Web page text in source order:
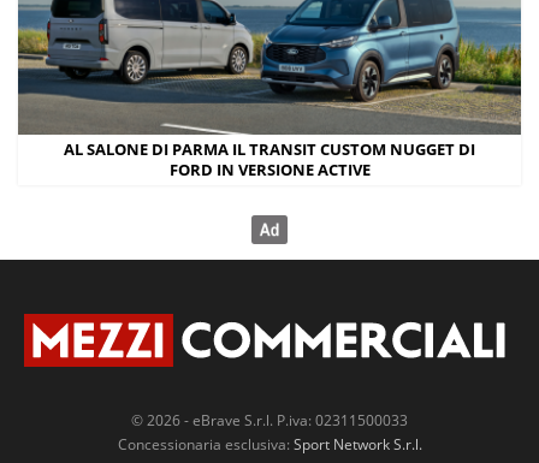
AL SALONE DI PARMA IL TRANSIT CUSTOM NUGGET DI
FORD IN VERSIONE ACTIVE
© 2026 - eBrave S.r.l. P.iva: 02311500033
Concessionaria esclusiva: Sport Network S.r.l.